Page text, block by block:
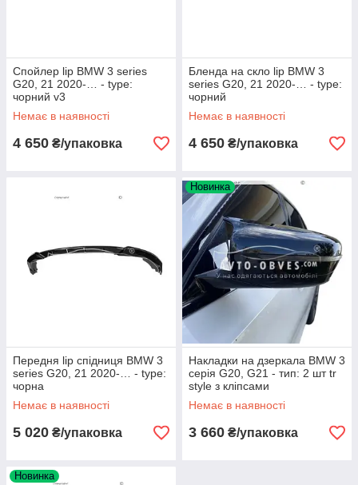
Спойлер lip BMW 3 series
G20, 21 2020-… - type:
чорний v3
Немає в наявності
4 650 ₴/упаковка
Бленда на скло lip BMW 3
series G20, 21 2020-… - type:
чорний
Немає в наявності
4 650 ₴/упаковка
Передня lip спідниця BMW 3
series G20, 21 2020-… - type:
чорна
Немає в наявності
5 020 ₴/упаковка
Новинка
Накладки на дзеркала BMW 3
серія G20, G21 - тип: 2 шт tr
style з кліпсами
Немає в наявності
3 660 ₴/упаковка
Новинка